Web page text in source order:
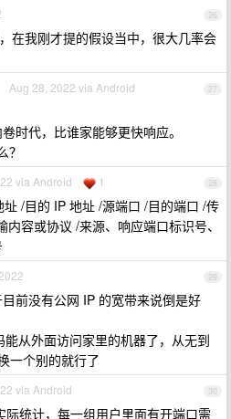
26
在我刚才提的假设当中，很大几率会
27
Aug 28, 2022 via Android
时代，比谁家能够更快响应。
？
28
via Android 1
/目的 IP 地址 /源端口 /目的端口 /传
容或协议 /来源、响应端口标识号、
29
前没有公网 IP 的宽带来说倒是好
从外面访问家里的机器了，从无到
一个别的就行了
30
via Android
际统计，每一组用户里面有开端口需